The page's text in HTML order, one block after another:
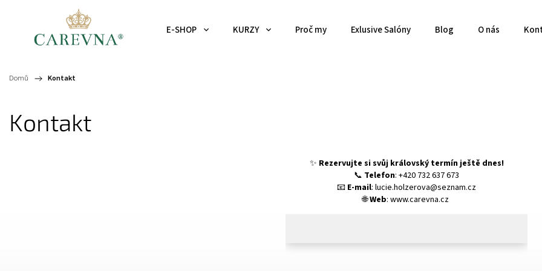
E-SHOP KURZY Proč my Exlusive Salóny Blog O nás
Domů / Kontakt
Kontakt
✨ Rezervujte si svůj královský termín ještě dnes!
📞 Telefon: +420 732 637 673
📧 E-mail: lucie.holzerova@seznam.cz
🌐Web: www.carevna.cz